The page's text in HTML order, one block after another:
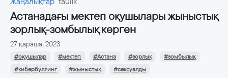
Астанадағы мектеп оқушылары жыныстық
зорлық-зомбылық көрген
27 қараша, 2023
#оқушылар #мектеп #Астана #зорлық
#зомбылық
#кибербуллинг
#жыныстық #сексуалды